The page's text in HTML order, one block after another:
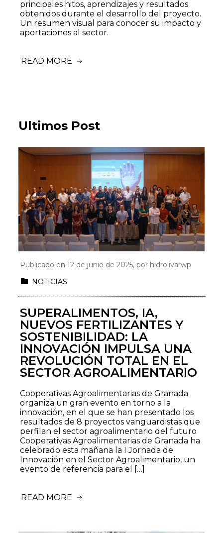
principales hitos, aprendizajes y resultados
obtenidos durante el desarrollo del proyecto.
Un resumen visual para conocer su impacto y
aportaciones al sector.
READ MORE
Ultimos Post
Publicado en 12 de junio de 2025, por hidrolivarwp
NOTICIAS
SUPERALIMENTOS, IA,
NUEVOS FERTILIZANTES Y
SOSTENIBILIDAD: LA
INNOVACIÓN IMPULSA UNA
REVOLUCIÓN TOTAL EN EL
SECTOR AGROALIMENTARIO
Cooperativas Agroalimentarias de Granada
organiza un gran evento en torno a la
innovación, en el que se han presentado los
resultados de 8 proyectos vanguardistas que
perfilan el sector agroalimentario del futuro
Cooperativas Agroalimentarias de Granada ha
celebrado esta mañana la I Jornada de
Innovación en el Sector Agroalimentario, un
evento de referencia para el […]
READ MORE